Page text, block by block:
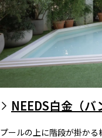
NEEDS白金（バ
プールの上に階段が掛かる